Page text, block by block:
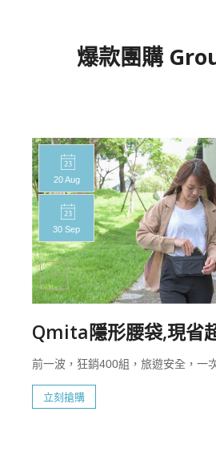
爆款團購
20 Aug
30 Sep
Qmita隱形腰袋,現省
前一波，狂銷400組，旅遊安全，一
立刻搶購